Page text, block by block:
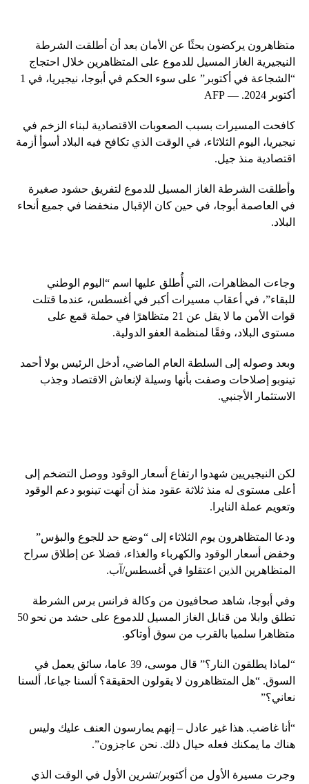
متظاهرون يركضون بحثًا عن الأمان بعد أن أطلقت الشرطة
النيجيرية الغاز المسيل للدموع على المتظاهرين خلال احتجاج
“الشجاعة في أكتوبر” على سوء الحكم في أبوجا، نيجيريا، في 1
أكتوبر 2024. — AFP
كافحت المسيرات بسبب الصعوبات الاقتصادية لبناء الزخم في
نيجيريا، اليوم الثلاثاء، في الوقت الذي تكافح فيه البلاد أسوأ أزمة
اقتصادية منذ جيل.
وأطلقت الشرطة الغاز المسيل للدموع لتفريق حشود صغيرة
في العاصمة أبوجا، في حين كان الإقبال منخفضا في جميع أنحاء
البلاد.
وجاءت المظاهرات، التي أُطلق عليها اسم “اليوم الوطني
للبقاء”، في أعقاب مسيرات أكبر في أغسطس، عندما قتلت
قوات الأمن ما لا يقل عن 21 متظاهرًا في حملة قمع على
مستوى البلاد، وفقًا لمنظمة العفو الدولية.
وبعد وصوله إلى السلطة العام الماضي، أدخل الرئيس بولا أحمد
تينوبو إصلاحات وصفت بأنها وسيلة لإنعاش الاقتصاد وجذب
الاستثمار الأجنبي.
لكن النيجيريين شهدوا ارتفاع أسعار الوقود ووصل التضخم إلى
أعلى مستوى له منذ ثلاثة عقود منذ أن أنهت تينوبو دعم الوقود
وتعويم عملة النايرا.
ودعا المتظاهرون يوم الثلاثاء إلى “وضع حد للجوع والبؤس”
وخفض أسعار الوقود والكهرباء والغذاء، فضلا عن إطلاق سراح
المتظاهرين الذين اعتقلوا في أغسطس/آب.
وفي أبوجا، شاهد صحافيون من وكالة فرانس برس الشرطة
تطلق وابلا من قنابل الغاز المسيل للدموع على حشد من نحو 50
متظاهرا سلميا بالقرب من سوق أوتاكو.
“لماذا يطلقون النار؟” قال موسى، 39 عاما، سائق يعمل في
السوق. “هل المتظاهرون لا يقولون الحقيقة؟ ألسنا جياعا، ألسنا
نعاني؟”
“أنا غاضب. هذا غير عادل – إنهم يمارسون العنف عليك وليس
هناك ما يمكنك فعله حيال ذلك. نحن عاجزون”.
وجرت مسيرة الأول من أكتوبر/تشرين الأول في الوقت الذي